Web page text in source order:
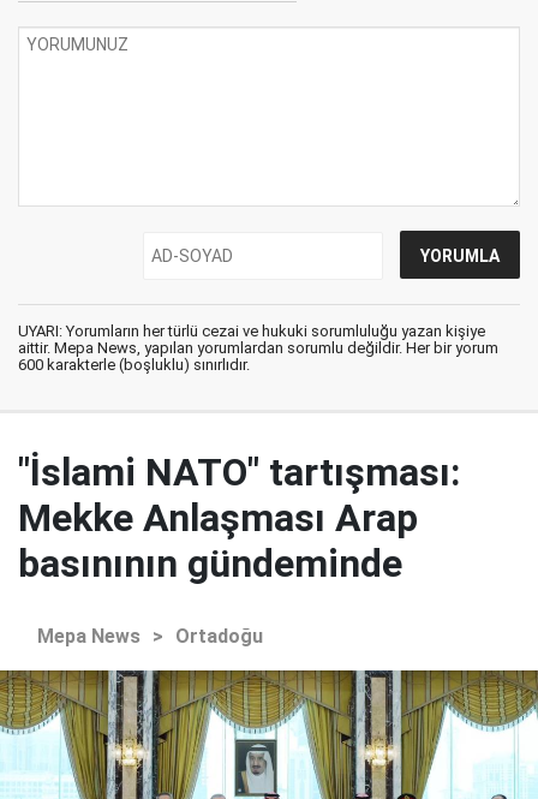
UYARI: Yorumların her türlü cezai ve hukuki sorumluluğu yazan kişiye
aittir. Mepa News, yapılan yorumlardan sorumlu değildir. Her bir yorum
600 karakterle (boşluklu) sınırlıdır.
"İslami NATO" tartışması:
Mekke Anlaşması Arap
basınının gündeminde
Mepa News > Ortadoğu